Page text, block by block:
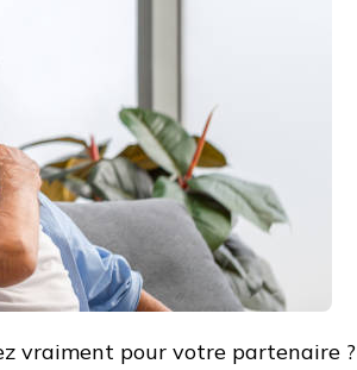
vraiment pour votre partenaire ?